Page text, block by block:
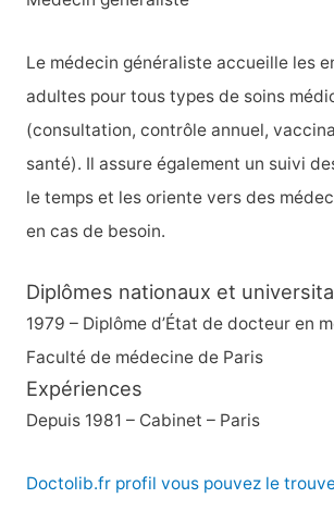
Le médecin généraliste accueille les
adultes pour tous types de soins
(consultation, contrôle annuel,
santé). Il assure également un suivi
le temps et les oriente vers des
en cas de besoin.
Diplômes nationaux et
1979 – Diplôme d’État de docteur en
Faculté de médecine de Paris
Expériences
Depuis 1981 – Cabinet – Paris
Doctolib.fr profil vous pouvez le